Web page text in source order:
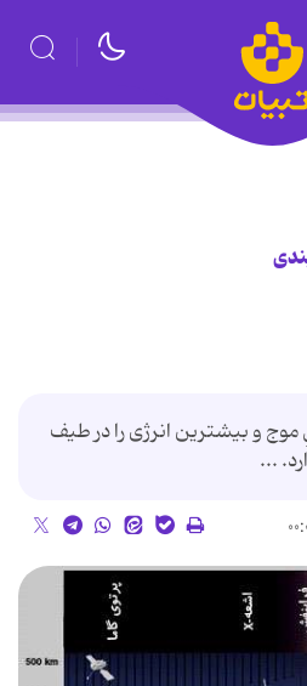
موج و بیشترین انرژی را در طیف
...